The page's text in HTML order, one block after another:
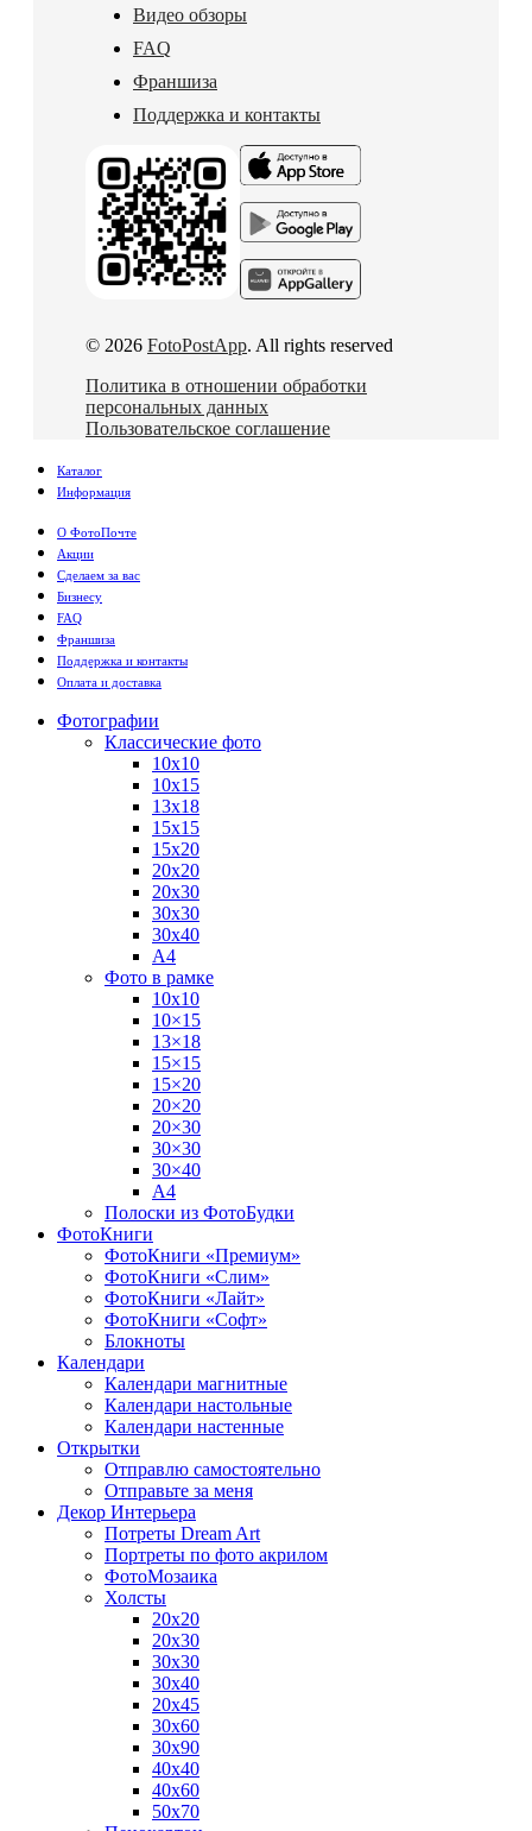
Видео обзоры
FAQ
Франшиза
Поддержка и контакты
© 2026 FotoPostApp. All rights reserved
Политика в отношении обработки
персональных данных
Пользовательское соглашение
Каталог
Информация
О ФотоПочте
Акции
Сделаем за вас
Бизнесу
FAQ
Франшиза
Поддержка и контакты
Оплата и доставка
Фотографии
Классические фото
10х10
10х15
13х18
15х15
15х20
20х20
20х30
30х30
30х40
А4
Фото в рамке
10х10
10×15
13×18
15×15
15×20
20×20
20×30
30×30
30×40
A4
Полоски из ФотоБудки
ФотоКниги
ФотоКниги «Премиум»
ФотоКниги «Слим»
ФотоКниги «Лайт»
ФотоКниги «Софт»
Блокноты
Календари
Календари магнитные
Календари настольные
Календари настенные
Открытки
Отправлю самостоятельно
Отправьте за меня
Декор Интерьера
Потреты Dream Art
Портреты по фото акрилом
ФотоМозаика
Холсты
20х20
20х30
30х30
30х40
20х45
30х60
30х90
40х40
40х60
50х70